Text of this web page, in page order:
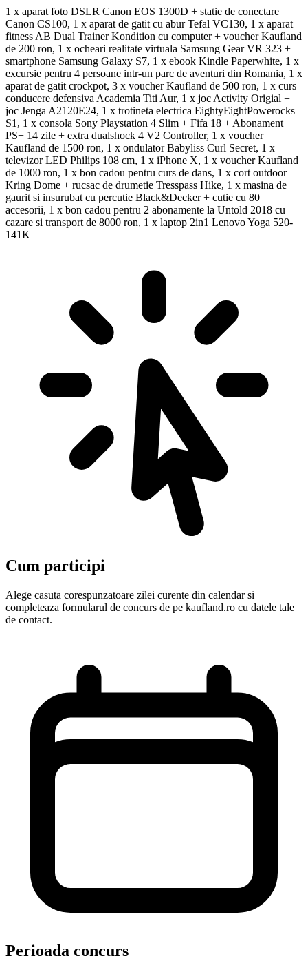
1 x aparat foto DSLR Canon EOS 1300D + statie de conectare
Canon CS100, 1 x aparat de gatit cu abur Tefal VC130, 1 x aparat
fitness AB Dual Trainer Kondition cu computer + voucher Kaufland
de 200 ron, 1 x ocheari realitate virtuala Samsung Gear VR 323 +
smartphone Samsung Galaxy S7, 1 x ebook Kindle Paperwhite, 1 x
excursie pentru 4 persoane intr-un parc de aventuri din Romania, 1 x
aparat de gatit crockpot, 3 x voucher Kaufland de 500 ron, 1 x curs
conducere defensiva Academia Titi Aur, 1 x joc Activity Origial +
joc Jenga A2120E24, 1 x trotineta electrica EightyEightPowerocks
S1, 1 x consola Sony Playstation 4 Slim + Fifa 18 + Abonament
PS+ 14 zile + extra dualshock 4 V2 Controller, 1 x voucher
Kaufland de 1500 ron, 1 x ondulator Babyliss Curl Secret, 1 x
televizor LED Philips 108 cm, 1 x iPhone X, 1 x voucher Kaufland
de 1000 ron, 1 x bon cadou pentru curs de dans, 1 x cort outdoor
Kring Dome + rucsac de drumetie Tresspass Hike, 1 x masina de
gaurit si insurubat cu percutie Black&Decker + cutie cu 80
accesorii, 1 x bon cadou pentru 2 abonamente la Untold 2018 cu
cazare si transport de 8000 ron, 1 x laptop 2in1 Lenovo Yoga 520-
141K
Cum participi
Alege casuta corespunzatoare zilei curente din calendar si
completeaza formularul de concurs de pe kaufland.ro cu datele tale
de contact.
Perioada concurs